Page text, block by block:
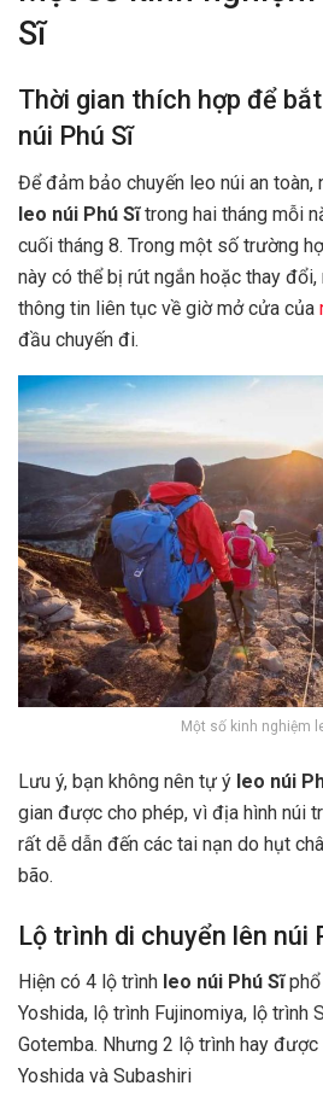
Sĩ
Thời gian thích hợp để
núi Phú Sĩ
Để đảm bảo chuyến leo núi an
leo núi Phú Sĩtrong hai tháng mỗi
cuối tháng 8. Trong một số trường
này có thể bị rút ngắn hoặc thay
thông tin liên tục về giờ mở cửa của
đầu chuyến đi.
Một số kinh nghiệm
Lưu ý, bạn không nên tự ý leo núi
gian được cho phép, vì địa hình núi
rất dễ dẫn đến các tai nạn do hụt
bão.
Lộ trình di chuyển lên núi
Hiện có 4 lộ trình leo núi Phú Sĩphổ
Yoshida, lộ trình Fujinomiya, lộ trình
Gotemba. Nhưng 2 lộ trình hay
Yoshida và Subashiri